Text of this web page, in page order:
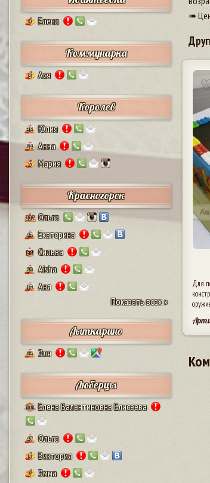
9 Елена
Коммунарка
8 Ася
Королев
38 Юлия
24 Анна
5 Мария
Красногорск
207 Ольга
43 Екатерина
64 Сильва
29 Aisha
19
Аня
Показать всех »
Лыткарино
23 Эля
Люберцы
101 Елена Валентиновна Елисеева
47 Ольга
8 Виктория
7 Эмма
➠
Для